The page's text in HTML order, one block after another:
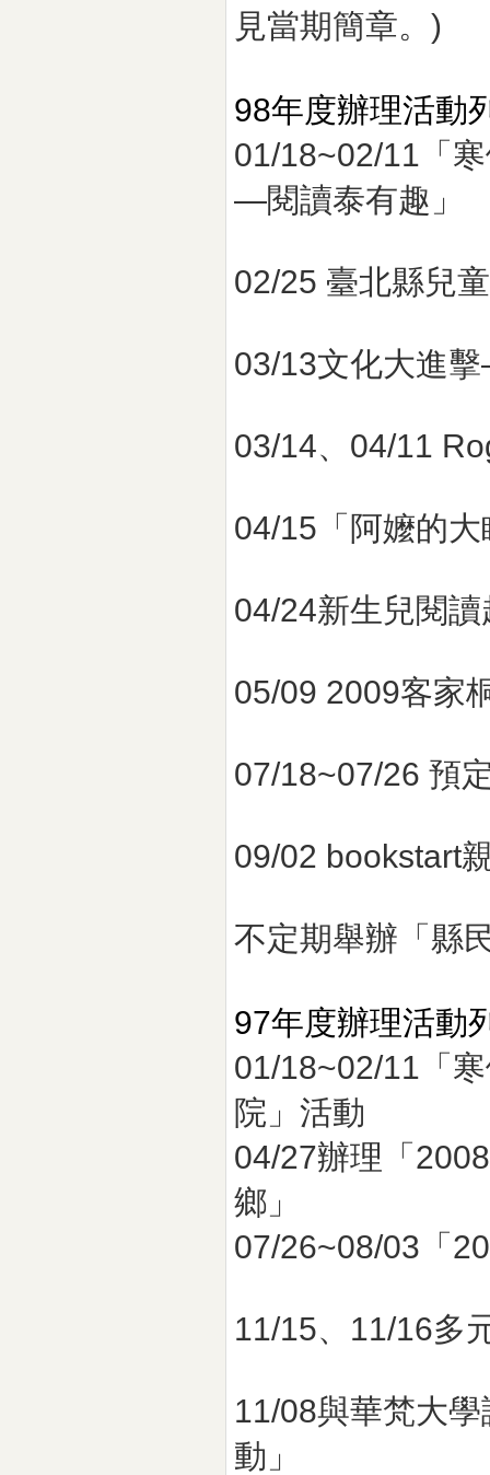
見當期簡章。)
98年度辦理活動
01/18~02/11「
—閱讀泰有趣」
02/25 臺北縣兒
03/13文化大進
03/14、04/11
04/15「阿嬤的
04/24新生兒閱
05/09 2009客家
07/18~07/26 預
09/02 bookstart
不定期舉辦「縣
97年度辦理活動
01/18~02/11「
院」活動
04/27辦理「
鄉」
07/26~08/03「
11/15、11/16多
11/08與華梵大
動」